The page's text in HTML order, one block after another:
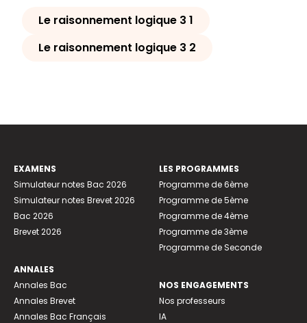
Le raisonnement logique 3 1
Le raisonnement logique 3 2
EXAMENS
Simulateur notes Bac 2026
Simulateur notes Brevet 2026
Bac 2026
Brevet 2026
ANNALES
Annales Bac
Annales Brevet
Annales Bac Français
LES PROGRAMMES
Programme de 6ème
Programme de 5ème
Programme de 4ème
Programme de 3ème
Programme de Seconde
NOS ENGAGEMENTS
Nos professeurs
IA